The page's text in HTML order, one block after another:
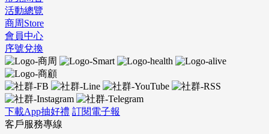
活動總覽
商周Store
會員中心
序號兌換
下載App抽好禮 訂閱電子報
客戶服務專線